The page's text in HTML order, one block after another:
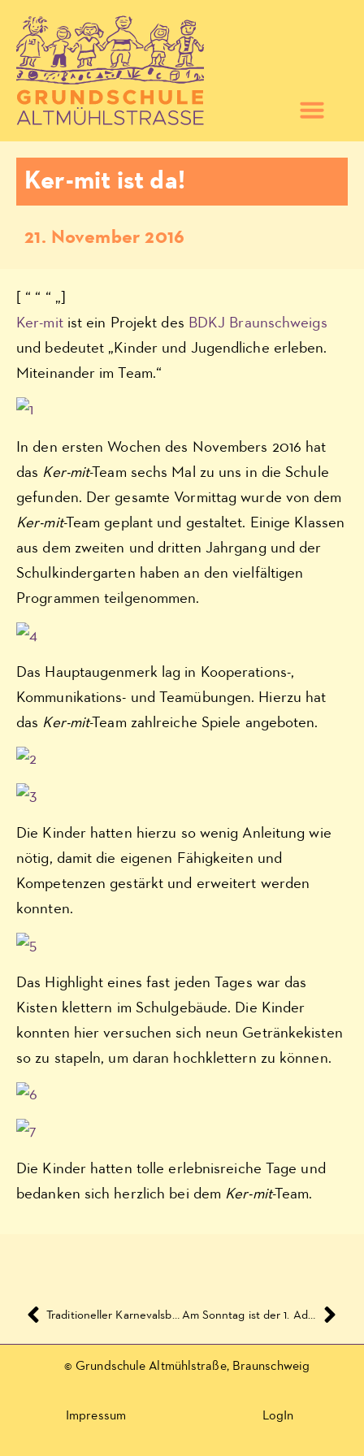
Ker-mit ist da!
21. November 2016
[ “ “ “ „]
Ker-mitist ein Projekt des BDKJ Braunschweigs
und bedeutet „Kinder und Jugendliche erleben.
Miteinander im Team.“
In den ersten Wochen des Novembers 2016 hat
das Ker-mit-Team sechs Mal zu uns in die Schule
gefunden. Der gesamte Vormittag wurde von dem
Ker-mit-Team geplant und gestaltet. Einige Klassen
aus dem zweiten und dritten Jahrgang und der
Schulkindergarten haben an den vielfältigen
Programmen teilgenommen.
Das Hauptaugenmerk lag in Kooperations-,
Kommunikations- und Teamübungen. Hierzu hat
das Ker-mit-Team zahlreiche Spiele angeboten.
Die Kinder hatten hierzu so wenig Anleitung wie
nötig, damit die eigenen Fähigkeiten und
Kompetenzen gestärkt und erweitert werden
konnten.
Das Highlight eines fast jeden Tages war das
Kisten klettern im Schulgebäude. Die Kinder
konnten hier versuchen sich neun Getränkekisten
so zu stapeln, um daran hochklettern zu können.
Die Kinder hatten tolle erlebnisreiche Tage und
bedanken sich herzlich bei dem Ker-mit-Team.
© Grundschule Altmühlstraße, Braunschweig
Impressum LogIn